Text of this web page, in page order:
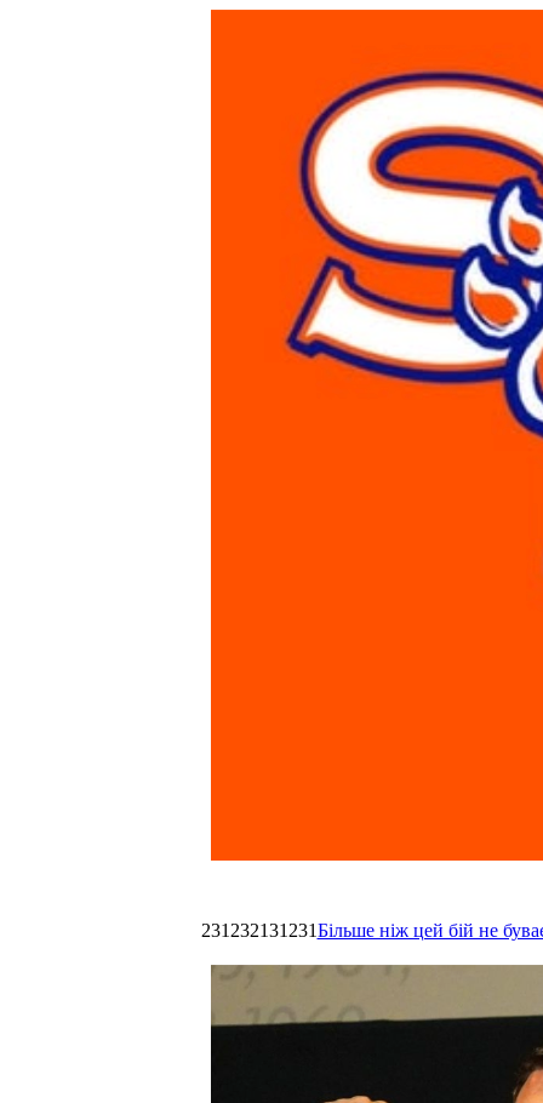
231232131231Більше ніж цей бій не